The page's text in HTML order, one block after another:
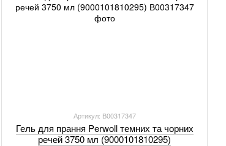
Артикул: В00317347
Гель для прання Perwoll темних та чорних
речей 3750 мл (9000101810295)